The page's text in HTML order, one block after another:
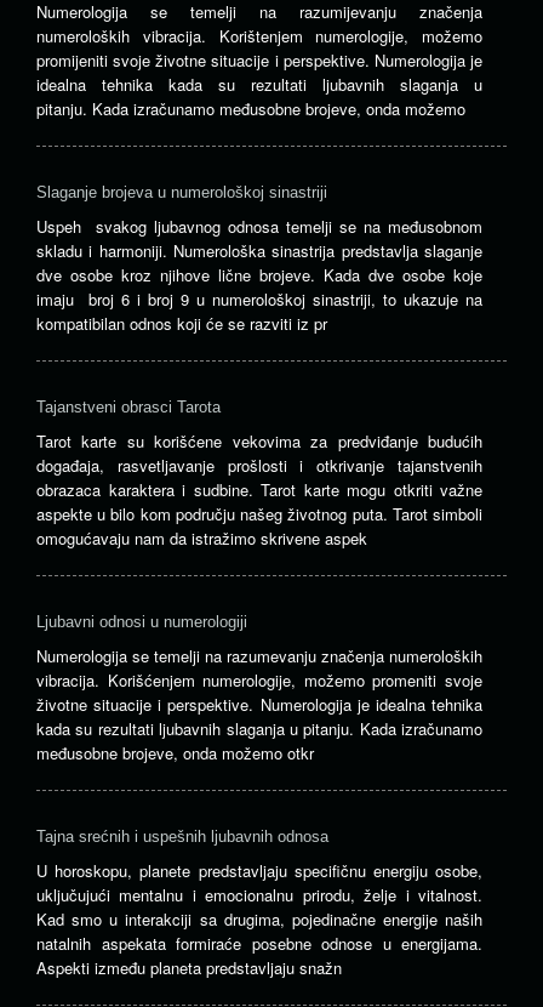
Numerologija se temelji na razumijevanju značenja
numeroloških vibracija. Korištenjem numerologije, možemo
promijeniti svoje životne situacije i perspektive. Numerologija je
idealna tehnika kada su rezultati ljubavnih slaganja u
pitanju. Kada izračunamo međusobne brojeve, onda možemo
Slaganje brojeva u numerološkoj sinastriji
Uspeh svakog ljubavnog odnosa temelji se na međusobnom
skladu i harmoniji. Numerološka sinastrija predstavlja slaganje
dve osobe kroz njihove lične brojeve. Kada dve osobe koje
imaju broj 6 i broj 9 u numerološkoj sinastriji, to ukazuje na
kompatibilan odnos koji će se razviti iz pr
Tajanstveni obrasci Tarota
Tarot karte su korišćene vekovima za predviđanje budućih
događaja, rasvetljavanje prošlosti i otkrivanje tajanstvenih
obrazaca karaktera i sudbine. Tarot karte mogu otkriti važne
aspekte u bilo kom području našeg životnog puta. Tarot simboli
omogućavaju nam da istražimo skrivene aspek
Ljubavni odnosi u numerologiji
Numerologija se temelji na razumevanju značenja numeroloških
vibracija. Korišćenjem numerologije, možemo promeniti svoje
životne situacije i perspektive. Numerologija je idealna tehnika
kada su rezultati ljubavnih slaganja u pitanju. Kada izračunamo
međusobne brojeve, onda možemo otkr
Tajna srećnih i uspešnih ljubavnih odnosa
U horoskopu, planete predstavljaju specifičnu energiju osobe,
uključujući mentalnu i emocionalnu prirodu, želje i vitalnost.
Kad smo u interakciji sa drugima, pojedinačne energije naših
natalnih aspekata formiraće posebne odnose u energijama.
Aspekti između planeta predstavljaju snažn